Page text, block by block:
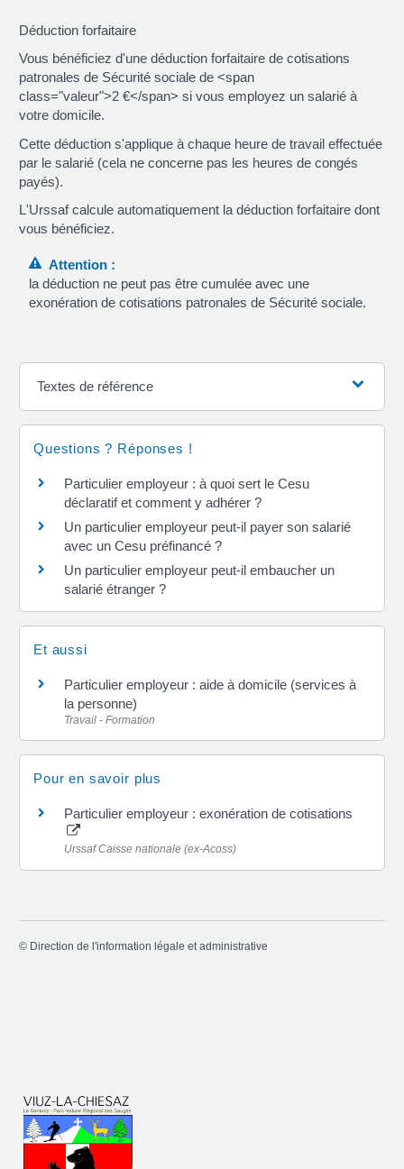
Déduction forfaitaire
Vous bénéficiez d'une déduction forfaitaire de cotisations
patronales de Sécurité sociale de <span
class="valeur">2 €</span> si vous employez un salarié à
votre domicile.
Cette déduction s'applique à chaque heure de travail effectuée
par le salarié (cela ne concerne pas les heures de congés
payés).
L'Urssaf calcule automatiquement la déduction forfaitaire dont
vous bénéficiez.
Attention :
la déduction ne peut pas être cumulée avec une
exonération de cotisations patronales de Sécurité sociale.
Textes de référence
Questions ? Réponses !
Particulier employeur : à quoi sert le Cesu
déclaratif et comment y adhérer ?
Un particulier employeur peut-il payer son salarié
avec un Cesu préfinancé ?
Un particulier employeur peut-il embaucher un
salarié étranger ?
Et aussi
Particulier employeur : aide à domicile (services à
la personne)
Travail - Formation
Pour en savoir plus
Particulier employeur : exonération de cotisations
Urssaf Caisse nationale (ex-Acoss)
© Direction de l'information légale et administrative